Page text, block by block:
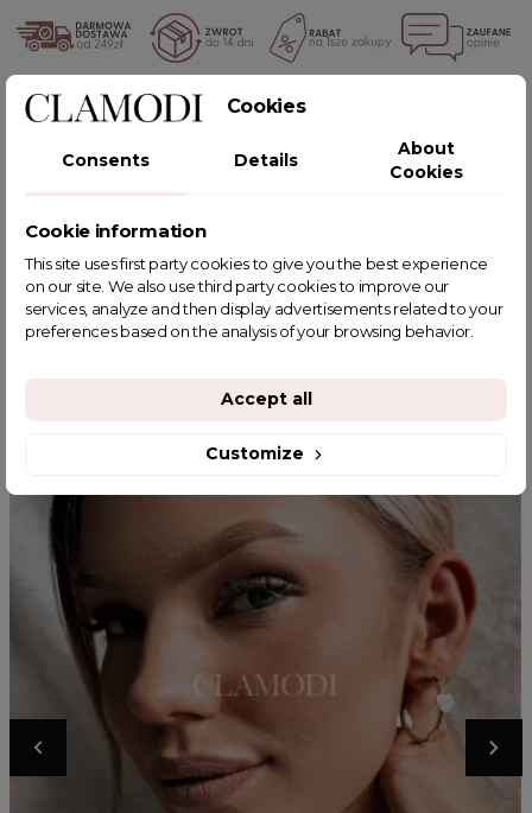
POWIĄZANE TAGI
YOU MIGHT ALSO LIKE
Cookies
Consents Details
About
Cookies
Cookie information
This site uses first party cookies to give you the best experience
on our site. We also use third party cookies to improve our
services, analyze and then display advertisements related to your
preferences based on the analysis of your browsing behavior.
Customize
Accept all